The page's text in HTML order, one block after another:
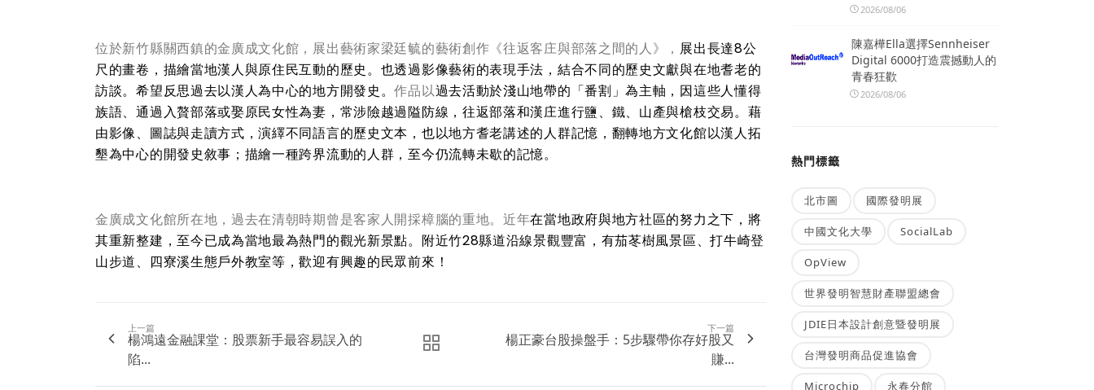
位於新竹縣關西鎮的金廣成文化館，展出藝術家梁廷毓的藝術創作《往返客庄與部落之間的人》， 展出長達8公
尺的畫卷，描繪當地漢人與原住民互動的歷史。也透過影像藝術的表現手法，結合不同的歷史文獻與在地耆老的
訪談。希望反思過去以漢人為中心的地方開發史。作品以過去活動於淺山地帶的「番割」為主軸，因這些人懂得
族語、通過入贅部落或娶原民女性為妻，常涉險越過隘防線，往返部落和漢庄進行鹽、鐵、山產與槍枝交易。藉
由影像、圖誌與走讀方式，演繹不同語言的歷史文本，也以地方耆老講述的人群記憶，翻轉地方文化館以漢人拓
墾為中心的開發史敘事；描繪一種跨界流動的人群，至今仍流轉未歇的記憶。
金廣成文化館所在地，過去在清朝時期曾是客家人開採樟腦的重地。近年在當地政府與地方社區的努力之下，將
其重新整建，至今已成為當地最為熱門的觀光新景點。附近竹28縣道沿線景觀豐富，有茄苳樹風景區、打牛崎登
山步道、四寮溪生態戶外教室等，歡迎有興趣的民眾前來！
上一篇
楊鴻遠金融課堂：股票新手最容易誤入的
陷...
下一篇
楊正豪台股操盤手：5步驟帶你存好股又
賺...
2026/08/06
陳嘉樺Ella選擇Sennheiser
Digital 6000打造震撼動人的
青春狂歡
2026/08/06
熱門標籤
北市圖 國際發明展
中國文化大學 SocialLab
OpView
世界發明智慧財產聯盟總會
JDIE日本設計創意暨發明展
台灣發明商品促進協會
Microchip 永春分館